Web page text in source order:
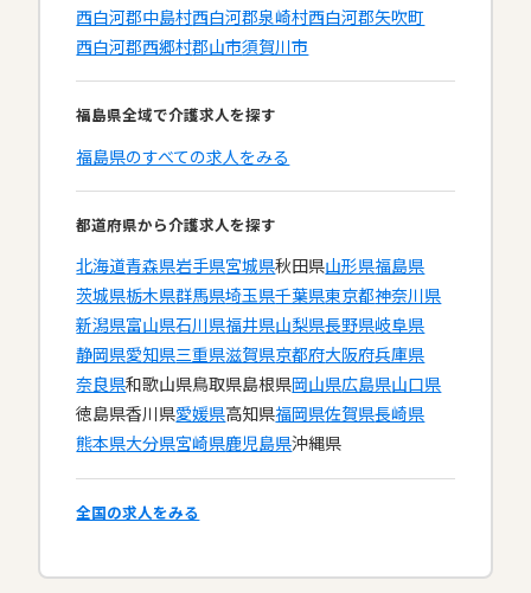
西白河郡中島村西白河郡泉崎村西白河郡矢吹町
西白河郡西郷村郡山市須賀川市
福島県全域で介護求人を探す
福島県のすべての求人をみる
都道府県から介護求人を探す
北海道青森県岩手県宮城県秋田県山形県福島県
茨城県栃木県群馬県埼玉県千葉県東京都神奈川県
新潟県富山県石川県福井県山梨県長野県岐阜県
静岡県愛知県三重県滋賀県京都府大阪府兵庫県
奈良県和歌山県鳥取県島根県岡山県広島県山口県
徳島県香川県愛媛県高知県福岡県佐賀県長崎県
熊本県大分県宮崎県鹿児島県沖縄県
全国の求人をみる